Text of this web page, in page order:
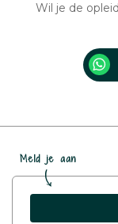
Wil je de
Meld je aan